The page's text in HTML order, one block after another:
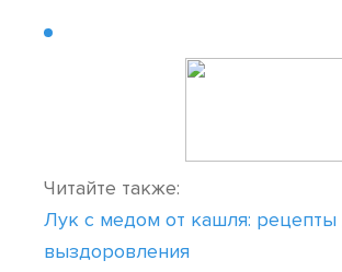
Читайте также:
Лук с медом от кашля: рецепты
выздоровления